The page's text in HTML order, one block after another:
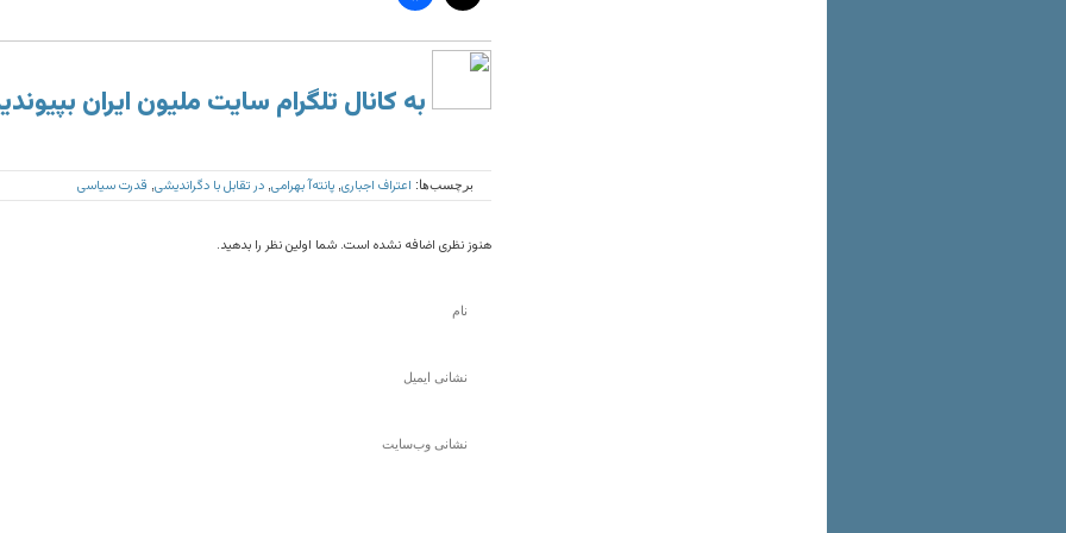
به کانال تلگرام سایت ملیون ایران
برچسب‌ها: اعتراف اجباری پانته‌آ بهرامی در تقابل با دگراندیشی قدرت سیاسی
هنوز نظری اضافه نشده است. شما اولین نظر را بدهید.